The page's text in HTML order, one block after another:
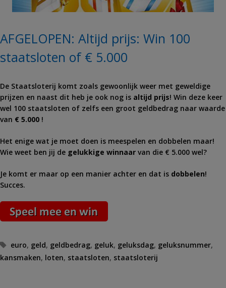
AFGELOPEN: Altijd prijs: Win 100
staatsloten of € 5.000
De Staatsloterij komt zoals gewoonlijk weer met geweldige
prijzen en naast dit heb je ook nog is altijd prijs! Win deze keer
wel 100 staatsloten of zelfs een groot geldbedrag naar waarde
van € 5.000 !
Het enige wat je moet doen is meespelen en dobbelen maar!
Wie weet ben jij de gelukkige winnaar van die € 5.000 wel?
Je komt er maar op een manier achter en dat is dobbelen!
Succes.
Tags
euro, geld, geldbedrag, geluk, geluksdag, geluksnummer,
kansmaken, loten, staatsloten, staatsloterij